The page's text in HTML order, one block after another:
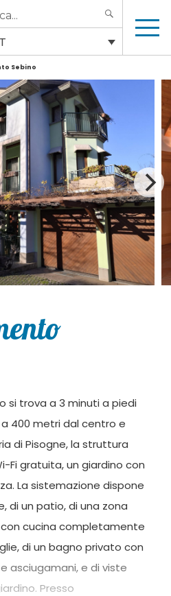
Sebino
si trova a 3 minuti a piedi
400 metri dal centro e
di Pisogne, la struttura
Fi gratuita, un giardino con
La sistemazione dispone
di un patio, di una zona
cucina completamente
di un bagno privato con
asciugamani, e di viste
Presso